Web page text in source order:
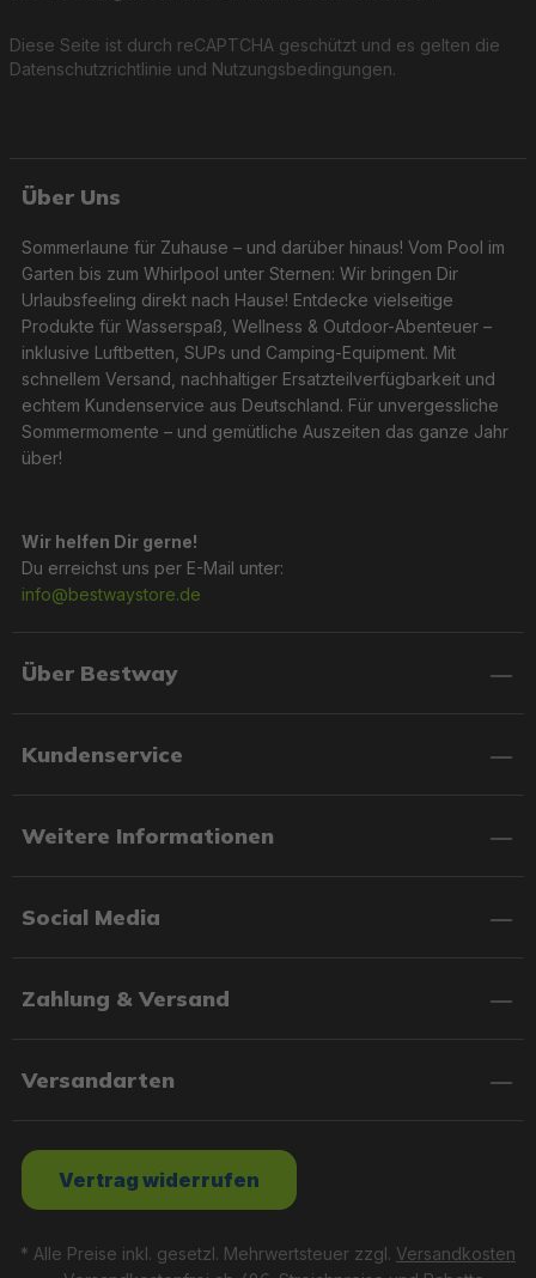
Diese Seite ist durch reCAPTCHA geschützt und es gelten die
Datenschutzrichtlinie und Nutzungsbedingungen.
Über Uns
Sommerlaune für Zuhause – und darüber hinaus! Vom Pool im
Garten bis zum Whirlpool unter Sternen: Wir bringen Dir
Urlaubsfeeling direkt nach Hause! Entdecke vielseitige
Produkte für Wasserspaß, Wellness & Outdoor-Abenteuer –
inklusive Luftbetten, SUPs und Camping-Equipment. Mit
schnellem Versand, nachhaltiger Ersatzteilverfügbarkeit und
echtem Kundenservice aus Deutschland. Für unvergessliche
Sommermomente – und gemütliche Auszeiten das ganze Jahr
über!
Wir helfen Dir gerne!
Du erreichst uns per E-Mail unter:
info@bestwaystore.de
Über Bestway
Kundenservice
Weitere Informationen
Social Media
Zahlung & Versand
Versandarten
Vertrag widerrufen
* Alle Preise inkl. gesetzl. Mehrwertsteuer zzgl. Versandkosten